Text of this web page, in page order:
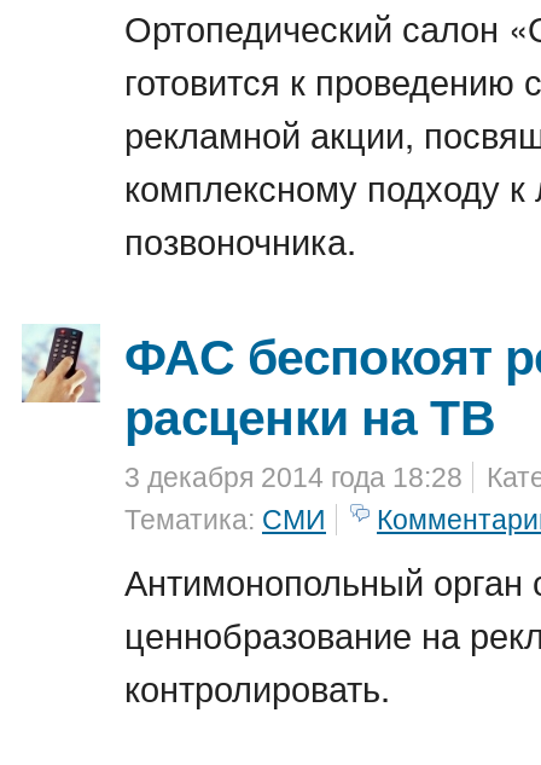
Ортопедический салон
готовится к проведению
рекламной акции,
комплексному подходу
позвоночника.
ФАС беспокоят
расценки на ТВ
3 декабря 2014 года 18:28
Тематика: СМИ
Антимонопольный орган
ценнобразование на
контролировать.